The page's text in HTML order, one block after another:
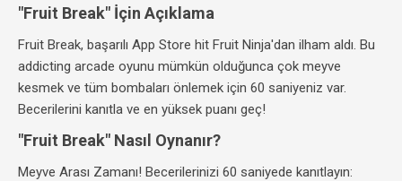
"Fruit Break" İçin Açıklama
Fruit Break, başarılı App Store hit Fruit Ninja'dan ilham aldı. Bu
addicting arcade oyunu mümkün olduğunca çok meyve
kesmek ve tüm bombaları önlemek için 60 saniyeniz var.
Becerilerini kanıtla ve en yüksek puanı geç!
"Fruit Break" Nasıl Oynanır?
Meyve Arası Zamanı! Becerilerinizi 60 saniyede kanıtlayın: